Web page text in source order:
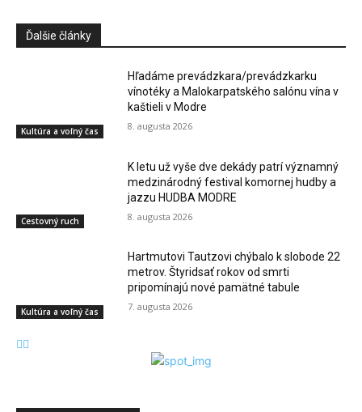
Ďalšie články
Kultúra a voľný čas
Hľadáme prevádzkara/prevádzkarku
vínotéky a Malokarpatského salónu vína v
kaštieli v Modre
8. augusta 2026
Cestovný ruch
K letu už vyše dve dekády patrí významný
medzinárodný festival komornej hudby a
jazzu HUDBA MODRE
8. augusta 2026
Kultúra a voľný čas
Hartmutovi Tautzovi chýbalo k slobode 22
metrov. Štyridsať rokov od smrti
pripomínajú nové pamätné tabule
7. augusta 2026